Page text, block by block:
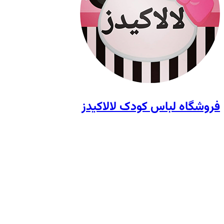
فروشگاه لباس کودک لالاکیدز